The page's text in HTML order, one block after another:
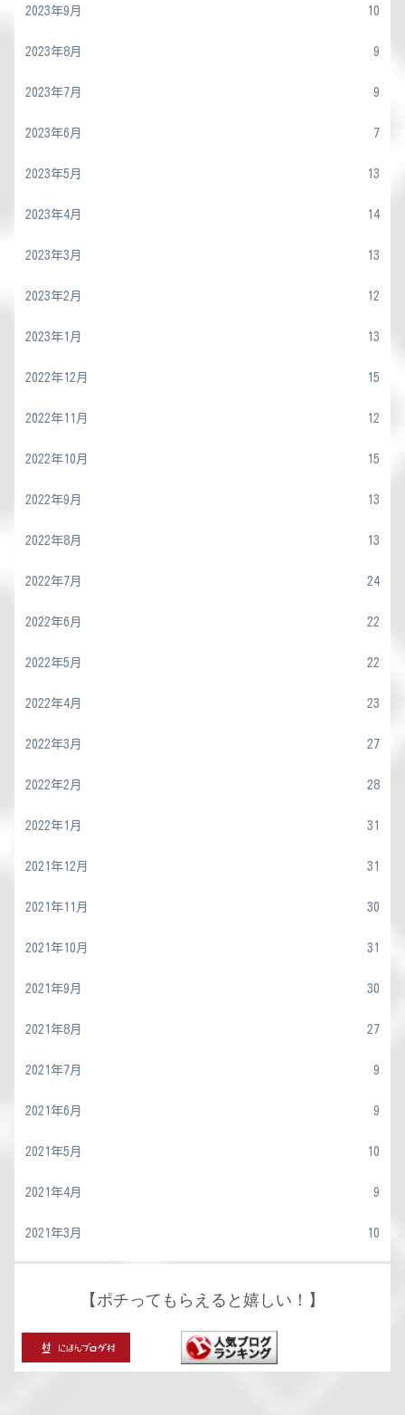
2023年9月 10
2023年8月 9
2023年7月 9
2023年6月 7
2023年5月 13
2023年4月 14
2023年3月 13
2023年2月 12
2023年1月 13
2022年12月 15
2022年11月 12
2022年10月 15
2022年9月 13
2022年8月 13
2022年7月 24
2022年6月 22
2022年5月 22
2022年4月 23
2022年3月 27
2022年2月 28
2022年1月 31
2021年12月 31
2021年11月 30
2021年10月 31
2021年9月 30
2021年8月 27
2021年7月 9
2021年6月 9
2021年5月 10
2021年4月 9
2021年3月 10
【ポチってもらえると嬉しい！】